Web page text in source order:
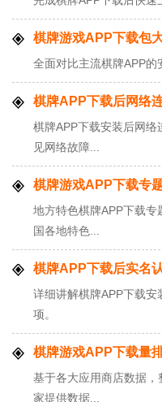
棋牌游戏APP下载包
全面对比主流棋牌APP的
棋牌APP下载后网络
棋牌APP下载安装后网络
见网络故障...
棋牌游戏APP下载专
地方特色棋牌APP下载
国各地特色...
棋牌APP下载后实名
详细讲解棋牌APP下载
项。
棋牌游戏APP下载量
基于各大应用商店数据
家提供数据...